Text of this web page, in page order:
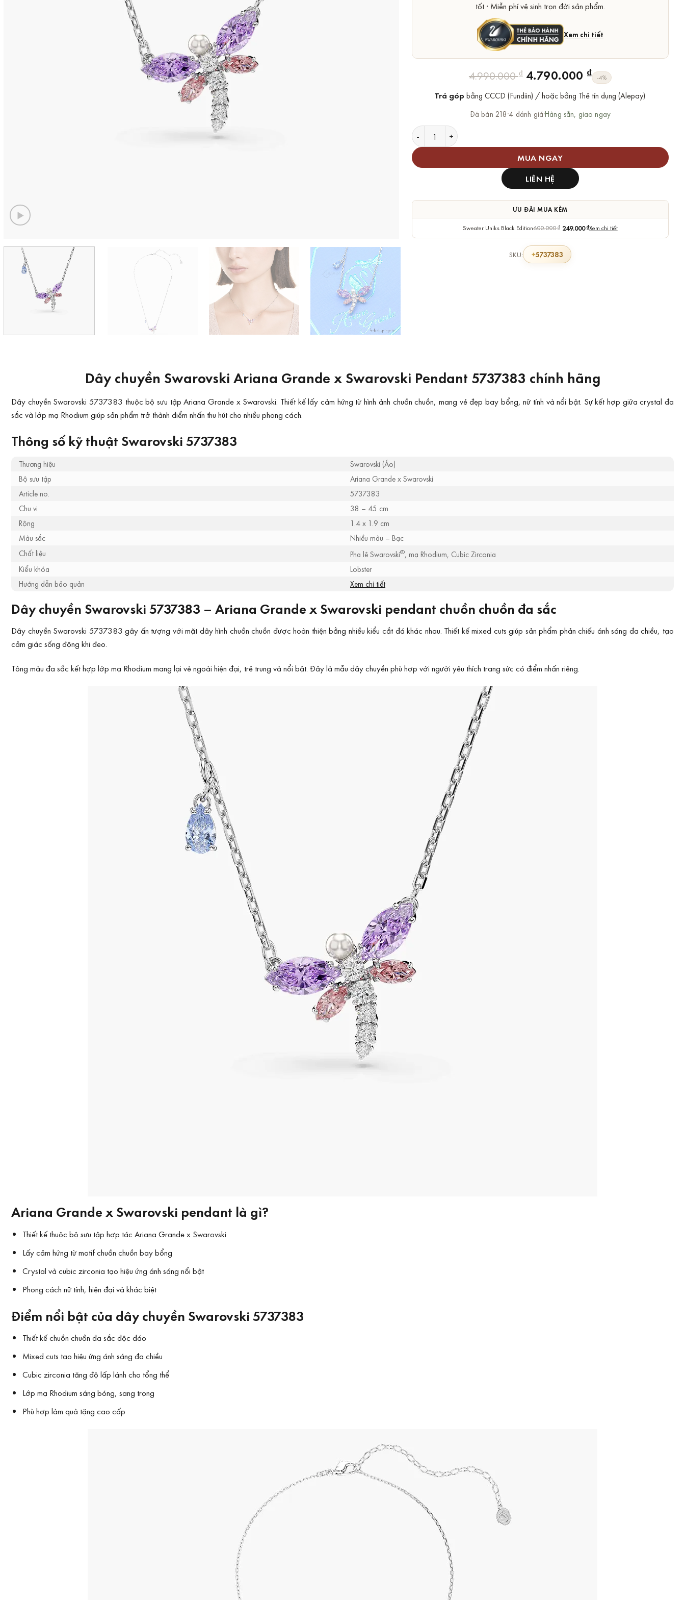
tốt · Miễn phí vệ sinh trọn đời sản phẩm.
Xem chi tiết
4.990.000₫ Giá
là:
4.990.000 ₫.
4.790.000 ₫
Giá
tại
là:
4.790.000 ₫.
-4%
Trả góp bằng CCCD (Fundiin) / hoặc bằng Thẻ tín dụng (Alepay)
Đã bán 218·4 đánh giá·Hàng sẵn, giao ngay
Dây Chuyền Swarovski Ariana Grande x Swarovski Pendant Chính Hãng số
MUA NGAY
LIÊN HỆ
ƯU ĐÃI MUA KÈM
Sweater Uniks Black Edition600.000₫ 249.000₫Xem chi tiết
SKU: 5737383
Dây chuyền Swarovski Ariana Grande x Swarovski Pendant 5737383 chính hãng
Dây chuyền Swarovski 5737383 thuộc bộ sưu tập Ariana Grande x Swarovski. Thiết kế lấy cảm hứng từ hình ảnh chuồn chuồn, mang vẻ đẹp bay bổng, nữ tính và nổi bật. Sự kết hợp giữa crystal đa
sắc và lớp mạ Rhodium giúp sản phẩm trở thành điểm nhấn thu hút cho nhiều phong cách.
Thông số kỹ thuật Swarovski 5737383
Thương hiệu
Swarovski (Áo)
Bộ sưu tập
Ariana Grande x Swarovski
Article no.
5737383
Chu vi
38 – 45 cm
Rộng
1.4 x 1.9 cm
Màu sắc
Nhiều màu – Bạc
Chất liệu
Pha lê Swarovski®, mạ Rhodium, Cubic Zirconia
Kiểu khóa
Lobster
Hướng dẫn bảo quản
Xem chi tiết
Dây chuyền Swarovski 5737383 – Ariana Grande x Swarovski pendant chuồn chuồn đa sắc
Dây chuyền Swarovski 5737383 gây ấn tượng với mặt dây hình chuồn chuồn được hoàn thiện bằng nhiều kiểu cắt đá khác nhau. Thiết kế mixed cuts giúp sản phẩm phản chiếu ánh sáng đa chiều, tạo
cảm giác sống động khi đeo.
Tông màu đa sắc kết hợp lớp mạ Rhodium mang lại vẻ ngoài hiện đại, trẻ trung và nổi bật. Đây là mẫu dây chuyền phù hợp với người yêu thích trang sức có điểm nhấn riêng.
Ariana Grande x Swarovski pendant là gì?
Thiết kế thuộc bộ sưu tập hợp tác Ariana Grande x Swarovski
Lấy cảm hứng từ motif chuồn chuồn bay bổng
Crystal và cubic zirconia tạo hiệu ứng ánh sáng nổi bật
Phong cách nữ tính, hiện đại và khác biệt
Điểm nổi bật của dây chuyền Swarovski 5737383
Thiết kế chuồn chuồn đa sắc độc đáo
Mixed cuts tạo hiệu ứng ánh sáng đa chiều
Cubic zirconia tăng độ lấp lánh cho tổng thể
Lớp mạ Rhodium sáng bóng, sang trọng
Phù hợp làm quà tặng cao cấp